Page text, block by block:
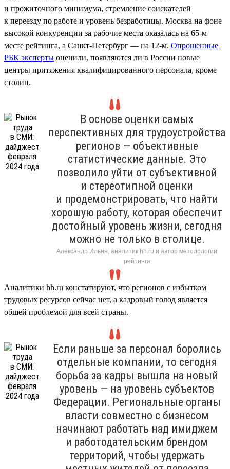
и прожиточного минимума, стремление соискателей
к переезду по работе и уровень безработицы. Москва на фоне
высокой конкуренции за рабочие места оказалась на 65-м
месте рейтинга, а Санкт-Петербург — на 12-м. Опрошенные
РБК эксперты оценили, появляются ли в России новые
центры притяжения квалифицированного персонала, кроме
столиц.
В основе оценки самых
перспективных для трудоустройства
регионов — объективные
статистические данные. Это
позволило уйти от субъективной
и стереотипной оценки
и продемонстрировать, что найти
хорошую работу, которая обеспечит
достойный уровень жизни, сегодня
можно не только в столице.
Александр Ильин, аналитик hh.ru и автор методологии
рейтинга
Аналитики hh.ru констатируют, что регионов с избытком
трудовых ресурсов сейчас нет, а кадровый голод является
общей проблемой для всей страны.
Если раньше за персонал боролись
отдельные компании, то сегодня
борьба за кадры вышла на новый
уровень — на уровень субъектов
Федерации. Региональные органы
власти совместно с бизнесом
начинают работать над имиджем
и работодательским брендом
территорий, чтобы удержать